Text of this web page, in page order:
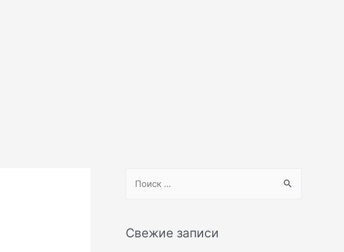
rСвежие записи